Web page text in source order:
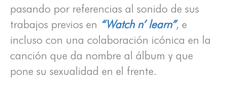
pasando por referencias al sonido de sus
trabajos previos en “Watch n’ learn”, e
incluso con una colaboración icónica en la
canción que da nombre al álbum y que
pone su sexualidad en el frente.